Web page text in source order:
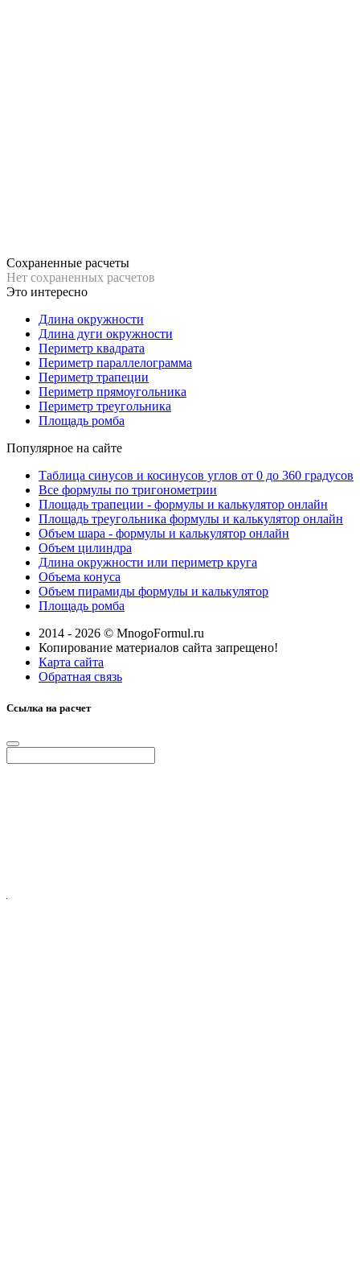
Сохраненные расчеты
Нет сохраненных расчетов
Это интересно
Длина окружности
Длина дуги окружности
Периметр квадрата
Периметр параллелограмма
Периметр трапеции
Периметр прямоугольника
Периметр треугольника
Площадь ромба
Популярное на сайте
Таблица синусов и косинусов углов от 0 до 360 градусов
Все формулы по тригонометрии
Площадь трапеции - формулы и калькулятор онлайн
Площадь треугольника формулы и калькулятор онлайн
Объем шара - формулы и калькулятор онлайн
Объем цилиндра
Длина окружности или периметр круга
Объема конуса
Объем пирамиды формулы и калькулятор
Площадь ромба
2014 - 2026 © MnogoFormul.ru
Копирование материалов сайта запрещено!
Карта сайта
Обратная связь
Ссылка на расчет